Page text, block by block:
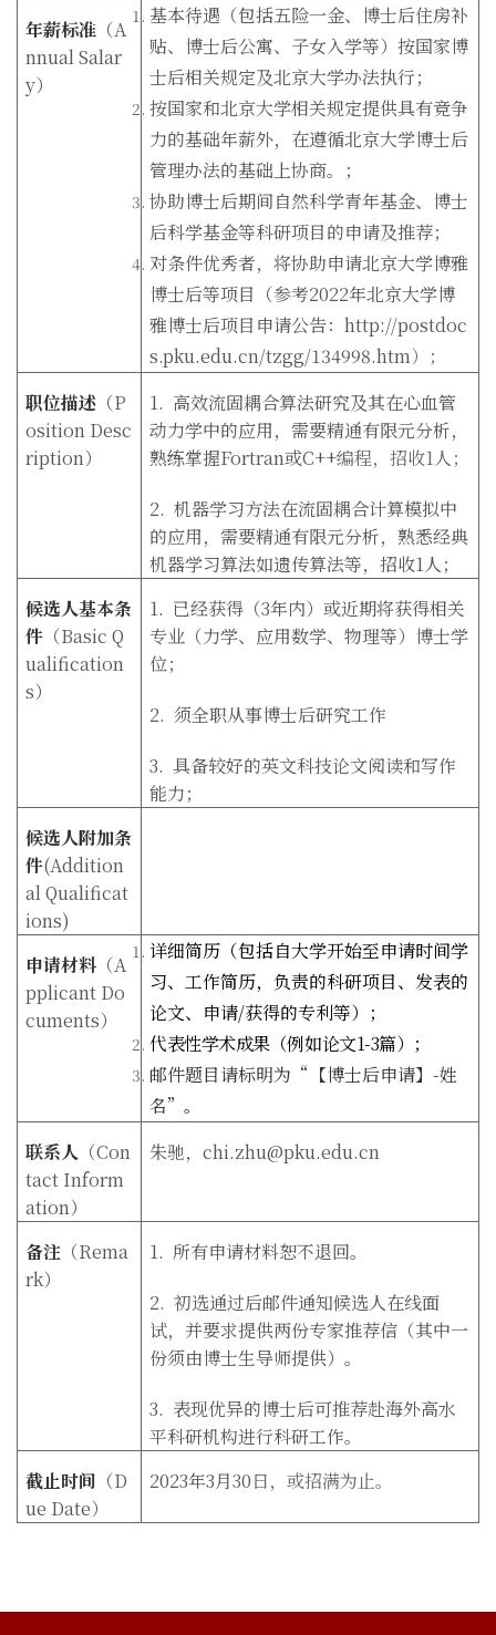
年薪标准 （A
nnual Salar
y）
基本待遇（包括五险一金、博士后住房补
贴、博士后公寓、子女入学等）按国家博
士后相关规定及北京大学办法执行；
按国家和北京大学相关规定提供具有竞争
力的基础年薪外，在遵循北京大学博士后
管理办法的基础上协商。；
协助博士后期间自然科学青年基金、博士
后科学基金等科研项目的申请及推荐；
对条件优秀者，将协助申请北京大学博雅
博士后等项目（参考2022年北京大学博
雅博士后项目申请公告：http://postdoc
s.pku.edu.cn/tzgg/134998.htm）；
职位描述 （P
osition Desc
ription）
1. 高效流固耦合算法研究及其在心血管
动力学中的应用，需要精通有限元分析，
熟练掌握Fortran或C++编程，招收1人；
2.机器学习方法在流固耦合计算模拟中
的应用，需要精通有限元分析，熟悉经典
机器学习算法如遗传算法等，招收1人；
候选人基本条
件 （Basic Q
ualification
s）
1. 已经获得（3年内）或近期将获得相关
专业（力学、应用数学、物理等）博士学
位；
2. 须全职从事博士后研究工作
3.具备较好的英文科技论文阅读和写作
能力；
候选人附加条
件(Addition
al Qualificat
ions)
申请材料 （A
pplicant Do
cuments）
详细简历（包括自大学开始至申请时间学
习、工作简历，负责的科研项目、发表的
论文、申请/获得的专利等）；
代表性学术成果（例如论文1-3篇）；
邮件题目请标明为“【博士后申请】-姓
名”。
联系人 （Con
tact Inform
ation）
朱驰，chi.zhu@pku.edu.cn
备注 （Rema
rk）
1. 所有申请材料恕不退回。
2.初选通过后邮件通知候选人在线面
试，并要求提供两份专家推荐信（其中一
份须由博士生导师提供）。
3. 表现优异的博士后可推荐赴海外高水
平科研机构进行科研工作。
截止时间 （D
ue Date）
2023年3月30日，或招满为止。